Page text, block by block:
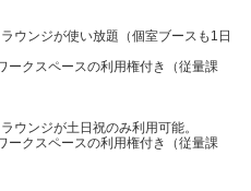
ウンジが使い放題（個室ブースも1日
ークスペースの利用権付き（従量課
ウンジが土日祝のみ利用可能。
ークスペースの利用権付き（従量課